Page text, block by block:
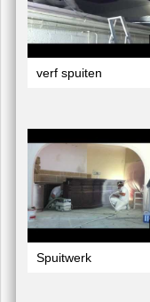
verf spuiten
Spuitwerk